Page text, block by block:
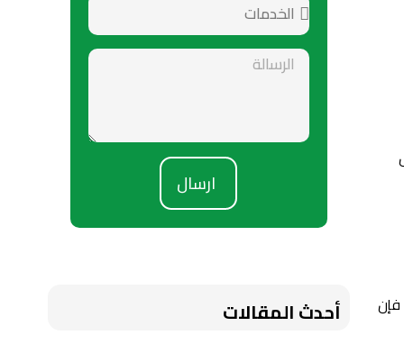
فإن
ارسال
أحدث المقالات